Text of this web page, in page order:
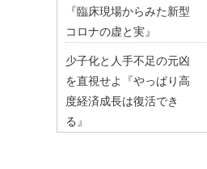
『臨床現場からみた新型
コロナの虚と実』
少子化と人手不足の元凶
を直視せよ『やっぱり高
度経済成長は復活でき
る』